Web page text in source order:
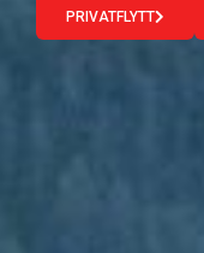
PRIVATFLYTT